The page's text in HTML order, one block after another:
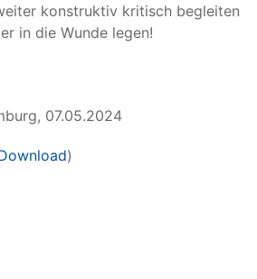
konstruktiv kritisch begleiten
in die Wunde legen!
)